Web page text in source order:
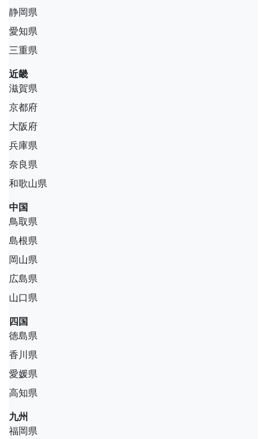
静岡県
愛知県
三重県
近畿
滋賀県
京都府
大阪府
兵庫県
奈良県
和歌山県
中国
鳥取県
島根県
岡山県
広島県
山口県
四国
徳島県
香川県
愛媛県
高知県
九州
福岡県